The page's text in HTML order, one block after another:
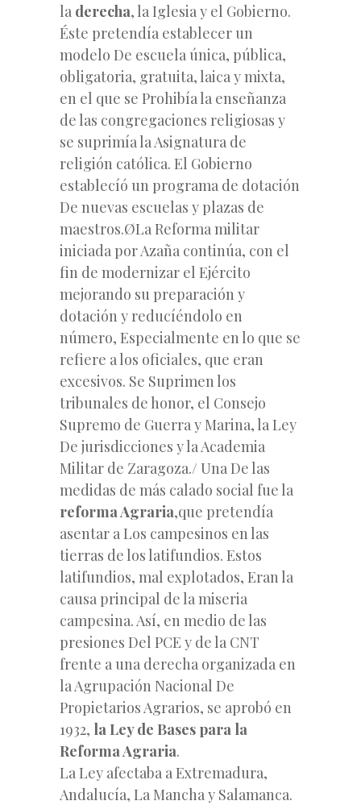
la derecha, la Iglesia y el Gobierno.
Éste pretendía establecer un
modelo De escuela única, pública,
obligatoria, gratuita, laica y mixta,
en el que se Prohibía la enseñanza
de las congregaciones religiosas y
se suprimía la Asignatura de
religión católica. El Gobierno
establecíó un programa de dotación
De nuevas escuelas y plazas de
maestros.ØLa Reforma militar
iniciada por Azaña continúa, con el
fin de modernizar el Ejército
mejorando su preparación y
dotación y reducíéndolo en
número, Especialmente en lo que se
refiere a los oficiales, que eran
excesivos. Se Suprimen los
tribunales de honor, el Consejo
Supremo de Guerra y Marina, la Ley
De jurisdicciones y la Academia
Militar de Zaragoza./ Una De las
medidas de más calado social fue la
reforma Agraria,que pretendía
asentar a Los campesinos en las
tierras de los latifundios. Estos
latifundios, mal explotados, Eran la
causa principal de la miseria
campesina. Así, en medio de las
presiones Del PCE y de la CNT
frente a una derecha organizada en
la Agrupación Nacional De
Propietarios Agrarios, se aprobó en
1932, la Ley de Bases para la
Reforma Agraria.
La Ley afectaba a Extremadura,
Andalucía, La Mancha y Salamanca.